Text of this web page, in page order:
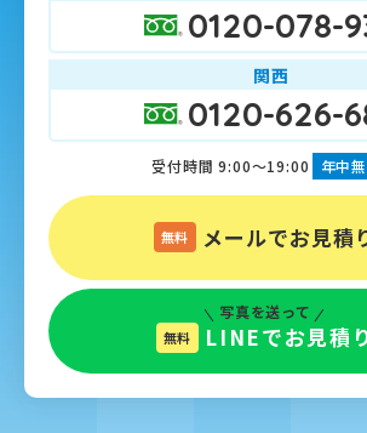
0120-078-
関西
0120-626-
受付時間 9:00～19:00 年中
無料 メールでお見積
写真を送って
無料 LINEでお見積